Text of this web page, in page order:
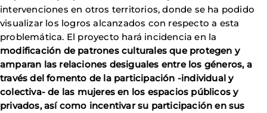
intervenciones en otros territorios, donde se ha podido
visualizar los logros alcanzados con respecto a esta
problemática. El proyecto hará incidencia en la
modificación de patrones culturales que protegen y
amparan las relaciones desiguales entre los géneros, a
través del fomento de la participación -individual y
colectiva- de las mujeres en los espacios públicos y
privados, así como incentivar su participación en sus